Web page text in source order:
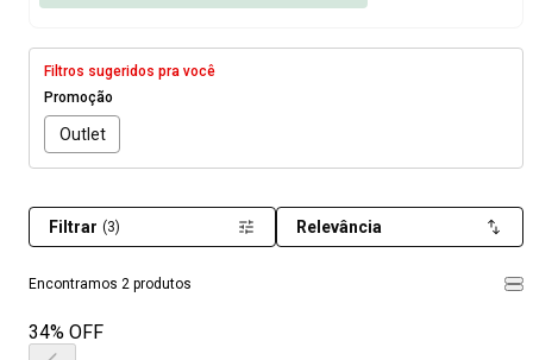
Filtros sugeridos pra você
Promoção
Outlet
Encontramos 2 produtos
Filtrar (3) Relevância
34% OFF